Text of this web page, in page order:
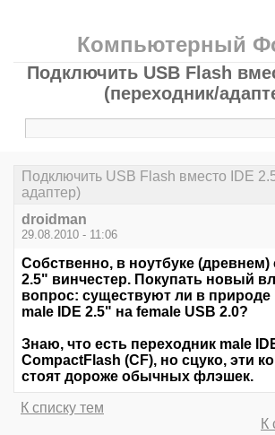
Компьютерный
Подключить USB Flash
(переходник/
Подключить USB Flash вместо IDE
адаптер)
droidman
29.08.2010 - 11:06
Собственно, в ноутбуке (древнем)
2.5" винчестер. Покупать новый
вопрос: существуют ли в природе
male IDE 2.5" на female USB 2.0?
Знаю, что есть переходник male
CompactFlash (CF), но сцуко, эти
стоят дороже обычных флэшек.
К списку тем
К